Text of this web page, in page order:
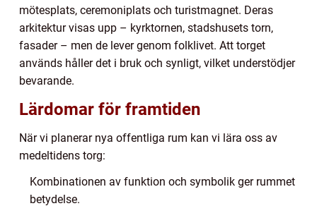
mötesplats, ceremoniplats och turistmagnet. Deras
arkitektur visas upp – kyrktornen, stadshusets torn,
fasader – men de lever genom folklivet. Att torget
används håller det i bruk och synligt, vilket understödjer
bevarande.
Lärdomar för framtiden
När vi planerar nya offentliga rum kan vi lära oss av
medeltidens torg:
Kombinationen av funktion och symbolik ger rummet
betydelse.